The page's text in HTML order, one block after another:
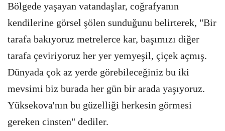
Bölgede yaşayan vatandaşlar, coğrafyanın
kendilerine görsel şölen sunduğunu belirterek, "Bir
tarafa bakıyoruz metrelerce kar, başımızı diğer
tarafa çeviriyoruz her yer yemyeşil, çiçek açmış.
Dünyada çok az yerde görebileceğiniz bu iki
mevsimi biz burada her gün bir arada yaşıyoruz.
Yüksekova'nın bu güzelliği herkesin görmesi
gereken cinsten" dediler.